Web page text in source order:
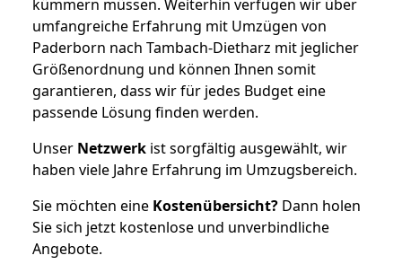
kümmern müssen. Weiterhin verfügen wir über
umfangreiche Erfahrung mit Umzügen von
Paderborn nach Tambach-Dietharz mit jeglicher
Größenordnung und können Ihnen somit
garantieren, dass wir für jedes Budget eine
passende Lösung finden werden.
Unser Netzwerk ist sorgfältig ausgewählt, wir
haben viele Jahre Erfahrung im Umzugsbereich.
Sie möchten eine Kostenübersicht? Dann holen
Sie sich jetzt kostenlose und unverbindliche
Angebote.